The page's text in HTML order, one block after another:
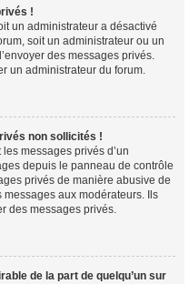
!
un administrateur a désactivé
soit un administrateur ou un
des messages privés.
un administrateur du forum.
non sollicités !
messages privés d’un
depuis le panneau de contrôle
privés de manière abusive de
messages aux modérateurs. Ils
des messages privés.
de la part de quelqu’un sur